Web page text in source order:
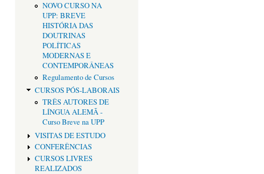
NOVO CURSO NA
UPP: BREVE
HISTÓRIA DAS
DOUTRINAS
POLÍTICAS
MODERNAS E
CONTEMPORÂNEAS
Regulamento de Cursos
CURSOS PÓS-LABORAIS
TRÊS AUTORES DE
LÍNGUA ALEMÃ -
Curso Breve na UPP
VISITAS DE ESTUDO
CONFERÊNCIAS
CURSOS LIVRES
REALIZADOS